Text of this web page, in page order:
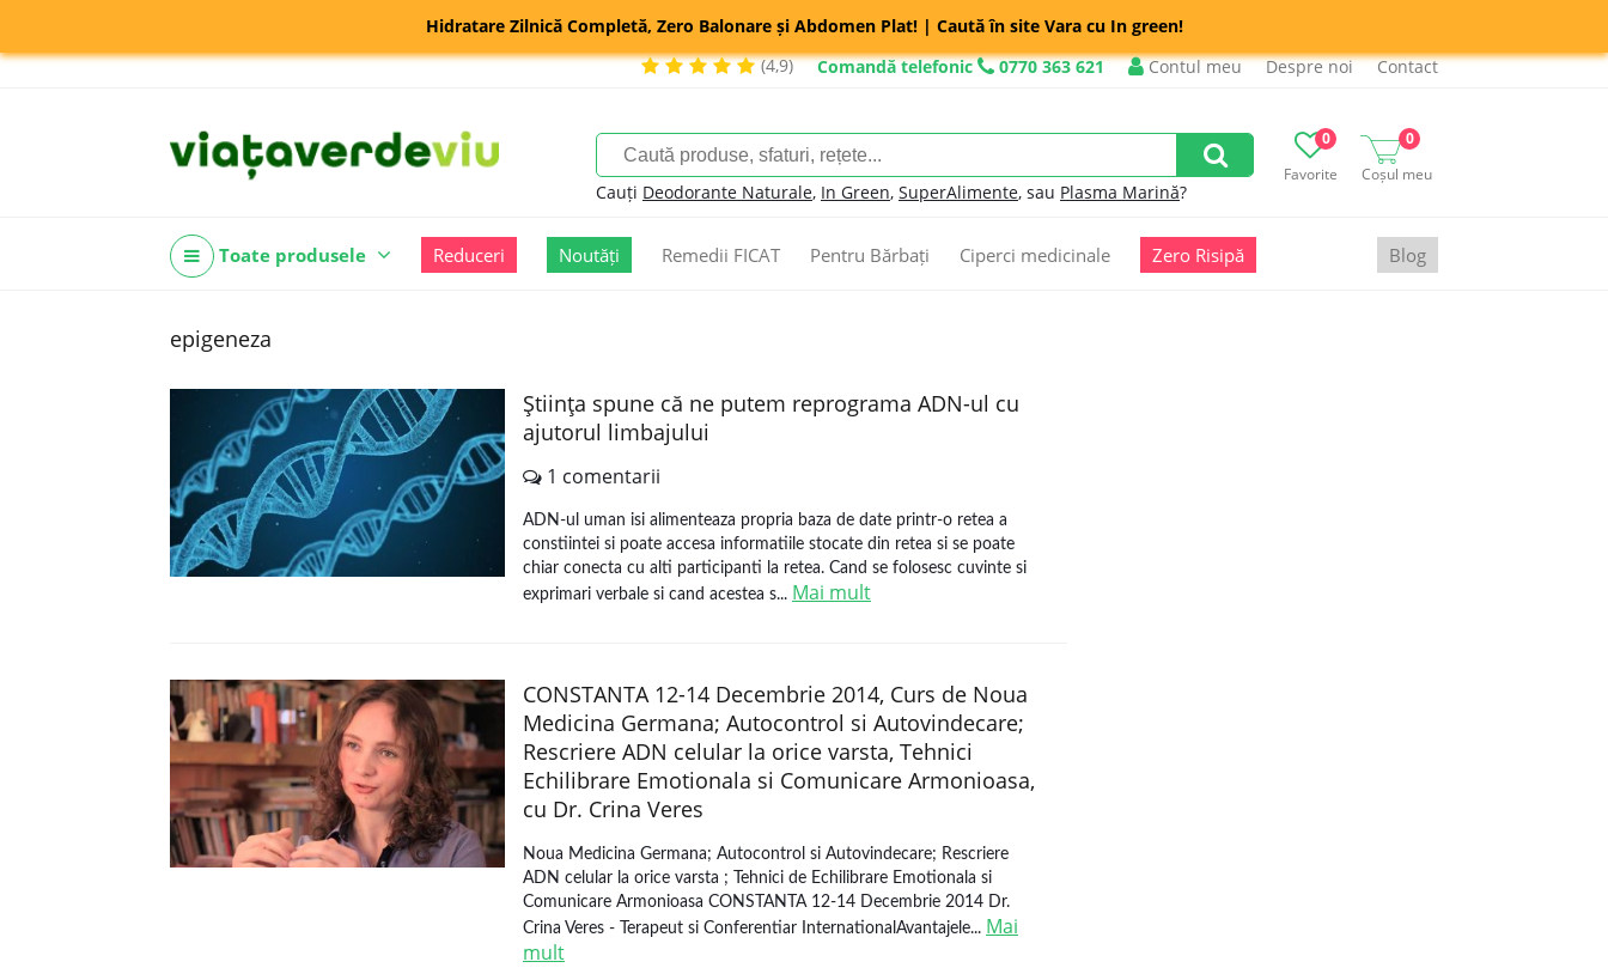
Hidratare Zilnică Completă, Zero Balonare și Abdomen Plat! | Caută în site Vara cu In green!
(4,9)
Comandă telefonic 0770 363 621 Contul meu Despre noi Contact
Favorite
0
Coșul meu
0
Cauți Deodorante Naturale, In Green, SuperAlimente, sau Plasma Marină?
Toate produsele Reduceri Noutăți Remedii FICAT Pentru Bărbați Ciperci medicinale Zero Risipă Blog
epigeneza
Ştiinţa spune că ne putem reprograma ADN-ul cu
ajutorul limbajului
1 comentarii
ADN-ul uman isi alimenteaza propria baza de date printr-o retea a
constiintei si poate accesa informatiile stocate din retea si se poate
chiar conecta cu alti participanti la retea. Cand se folosesc cuvinte si
exprimari verbale si cand acestea s... Mai mult
CONSTANTA 12-14 Decembrie 2014, Curs de Noua
Medicina Germana; Autocontrol si Autovindecare;
Rescriere ADN celular la orice varsta, Tehnici
Echilibrare Emotionala si Comunicare Armonioasa,
cu Dr. Crina Veres
Noua Medicina Germana; Autocontrol si Autovindecare; Rescriere
ADN celular la orice varsta ; Tehnici de Echilibrare Emotionala si
Comunicare Armonioasa CONSTANTA 12-14 Decembrie 2014 Dr.
Crina Veres - Terapeut si Conferentiar InternationalAvantajele... Mai
mult